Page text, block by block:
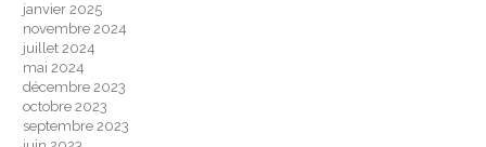
janvier 2025
novembre 2024
juillet 2024
mai 2024
décembre 2023
octobre 2023
septembre 2023